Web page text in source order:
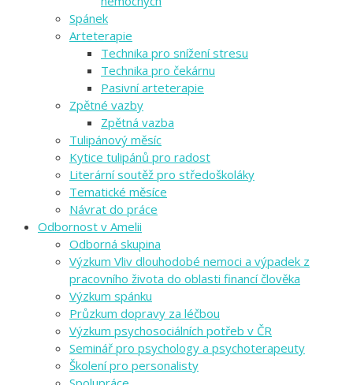
Spánek
Arteterapie
Technika pro snížení stresu
Technika pro čekárnu
Pasivní arteterapie
Zpětné vazby
Zpětná vazba
Tulipánový měsíc
Kytice tulipánů pro radost
Literární soutěž pro středoškoláky
Tematické měsíce
Návrat do práce
Odbornost v Amelii
Odborná skupina
Výzkum Vliv dlouhodobé nemoci a výpadek z
pracovního života do oblasti financí člověka
Výzkum spánku
Průzkum dopravy za léčbou
Výzkum psychosociálních potřeb v ČR
Seminář pro psychology a psychoterapeuty
Školení pro personalisty